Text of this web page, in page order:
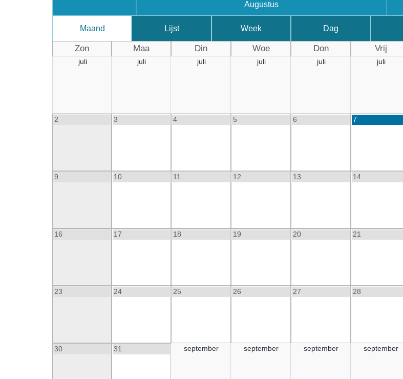
Augustus
Maand Lijst Week Dag
Zon Maa Din Woe Don Vrij
juli juli juli juli juli juli
2 3 4 5 6 7
9 10 11 12 13 14
16 17 18 19 20 21
23 24 25 26 27 28
30 31 september september september september